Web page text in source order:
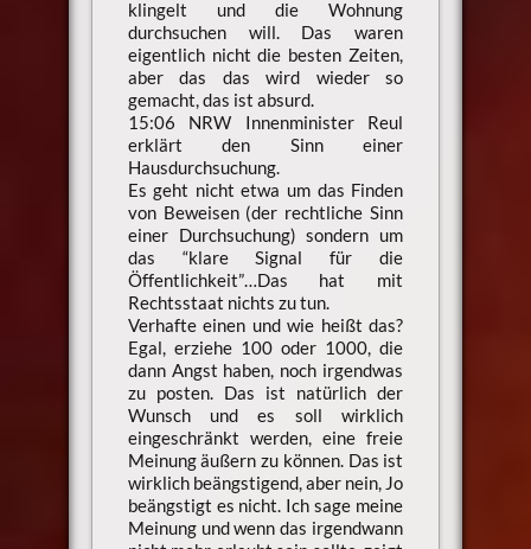
klingelt und die Wohnung
durchsuchen will. Das waren
eigentlich nicht die besten Zeiten,
aber das das wird wieder so
gemacht, das ist absurd.
15:06 NRW Innenminister Reul
erklärt den Sinn einer
Hausdurchsuchung.
Es geht nicht etwa um das Finden
von Beweisen (der rechtliche Sinn
einer Durchsuchung) sondern um
das “klare Signal für die
Öffentlichkeit”…Das hat mit
Rechtsstaat nichts zu tun.
Verhafte einen und wie heißt das?
Egal, erziehe 100 oder 1000, die
dann Angst haben, noch irgendwas
zu posten. Das ist natürlich der
Wunsch und es soll wirklich
eingeschränkt werden, eine freie
Meinung äußern zu können. Das ist
wirklich beängstigend, aber nein, Jo
beängstigt es nicht. Ich sage meine
Meinung und wenn das irgendwann